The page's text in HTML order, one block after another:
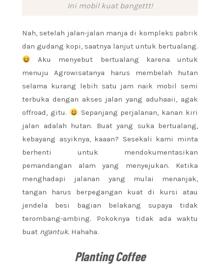
Ini mobil kuat bangettt!
Nah, setelah jalan-jalan manja di kompleks pabrik
dan gudang kopi, saatnya lanjut untuk bertualang.
Aku menyebut bertualang karena untuk
menuju Agrowisatanya harus membelah hutan
selama kurang lebih satu jam naik mobil semi
terbuka dengan akses jalan yang aduhaaii, agak
offroad, gitu.
Sepanjang perjalanan, kanan kiri
jalan adalah hutan. Buat yang suka bertualang,
kebayang asyiknya, kaaan? Sesekali kami minta
berhenti untuk mendokumentasikan
pemandangan alam yang menyejukan. Ketika
menghadapi jalanan yang mulai menanjak,
tangan harus berpegangan kuat di kursi atau
jendela besi bagian belakang supaya tidak
terombang-ambing. Pokoknya tidak ada waktu
buat ngantuk. Hahaha.
Planting Coffee